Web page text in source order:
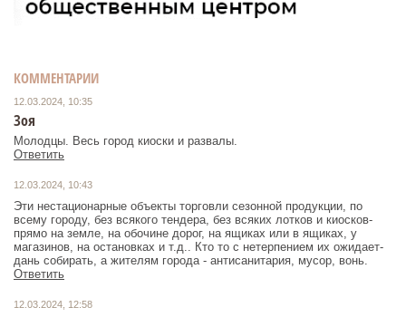
КОММЕНТАРИИ
12.03.2024, 10:35
Зоя
Ответить
12.03.2024, 10:43
Эти нестационарные объекты торговли сезонной продукции, по
всему городу, без всякого тендера, без всяких лотков и киосков-
прямо на земле, на обочине дорог, на ящиках или в ящиках, у
магазинов, на остановках и т.д.. Кто то с нетерпением их ожидает-
дань собирать, а жителям города - антисанитария, мусор, вонь.
Ответить
12.03.2024, 12:58